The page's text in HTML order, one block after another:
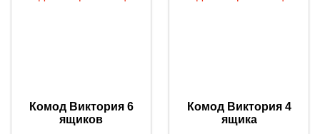
Комод Виктория 6
ящиков
Комод Виктория 4
ящика